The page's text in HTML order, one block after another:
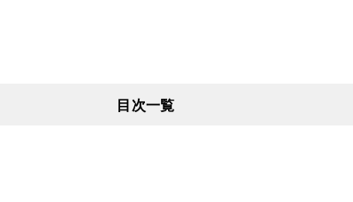
目次一覧